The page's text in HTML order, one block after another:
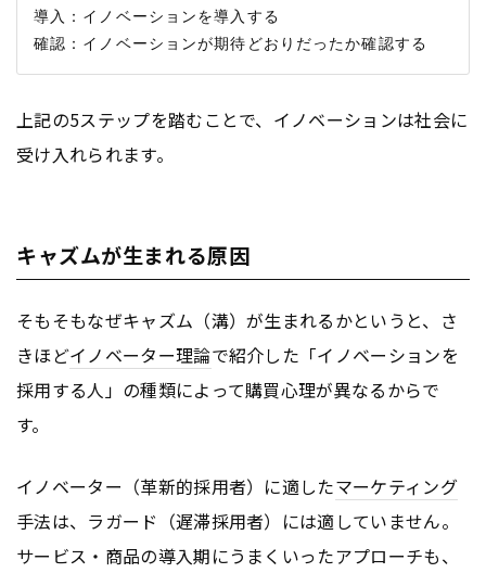
導入：イノベーションを導入する
上記の5ステップを踏むことで、イノベーションは社会に
受け入れられます。
キャズムが生まれる原因
そもそもなぜキャズム（溝）が生まれるかというと、さ
きほどイノベーター理論で紹介した「イノベーションを
採用する人」の種類によって購買心理が異なるからで
す。
イノベーター（革新的採用者）に適したマーケティング
手法は、ラガード（遅滞採用者）には適していません。
サービス・商品の導入期にうまくいったアプローチも、